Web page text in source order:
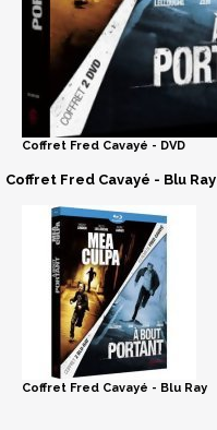
Coffret Fred Cavayé - DVD
Coffret Fred Cavayé - Blu Ray
Coffret Fred Cavayé - Blu Ray